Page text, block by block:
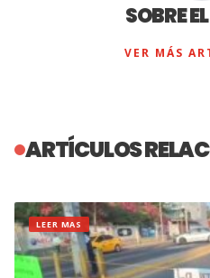
SOBRE
VER MÁS
ARTÍCULOS
LEER MAS